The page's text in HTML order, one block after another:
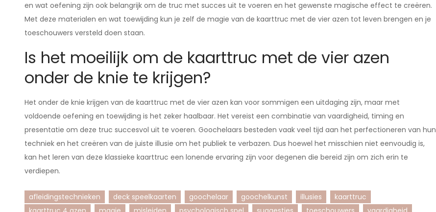
en wat oefening zijn ook belangrijk om de truc met succes uit te voeren en het gewenste magische effect te creëren.
Met deze materialen en wat toewijding kun je zelf de magie van de kaarttruc met de vier azen tot leven brengen en je
toeschouwers versteld doen staan.
Is het moeilijk om de kaarttruc met de vier azen
onder de knie te krijgen?
Het onder de knie krijgen van de kaarttruc met de vier azen kan voor sommigen een uitdaging zijn, maar met
voldoende oefening en toewijding is het zeker haalbaar. Het vereist een combinatie van vaardigheid, timing en
presentatie om deze truc succesvol uit te voeren. Goochelaars besteden vaak veel tijd aan het perfectioneren van hun
techniek en het creëren van de juiste illusie om het publiek te verbazen. Dus hoewel het misschien niet eenvoudig is,
kan het leren van deze klassieke kaarttruc een lonende ervaring zijn voor degenen die bereid zijn om zich erin te
verdiepen.
afleidingstechnieken deck speelkaarten goochelaar goochelkunst illusies
kaarttruc